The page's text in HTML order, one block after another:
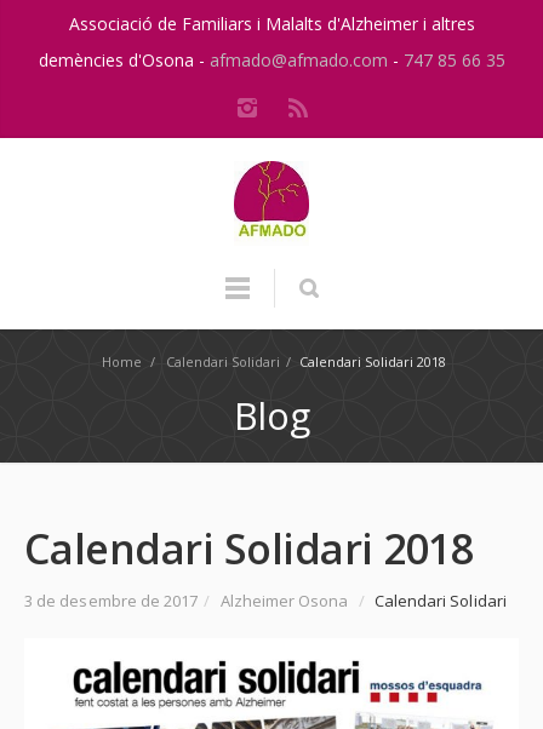
Associació de Familiars i Malalts d'Alzheimer i altres
demències d'Osona - afmado@afmado.com - 747 85 66 35
Home / Calendari Solidari / Calendari Solidari 2018
Blog
Calendari Solidari 2018
3 de desembre de 2017 / Alzheimer Osona / Calendari Solidari